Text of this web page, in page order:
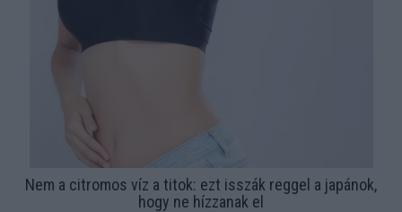
Nem a citromos víz a titok: ezt isszák reggel a japánok,
hogy ne hízzanak el